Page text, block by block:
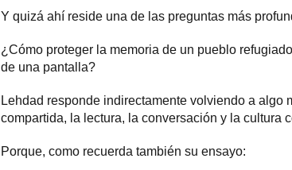
Y quizá ahí reside una de las preguntas más
¿Cómo proteger la memoria de un pueblo
de una pantalla?
Lehdad responde indirectamente volviendo a
compartida, la lectura, la conversación y la cultura
Porque, como recuerda también su ensayo: